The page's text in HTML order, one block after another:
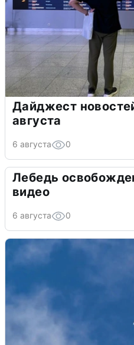
Дайджест
августа
6 августа 0
Лебедь
видео
6 августа 0